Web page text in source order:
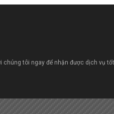
chúng tôi ngay để nhận được dịch vụ